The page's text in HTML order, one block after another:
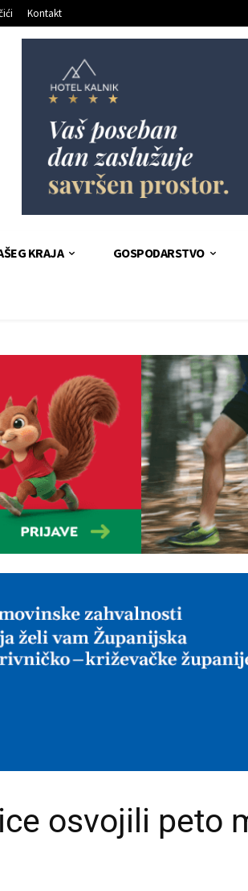
Kontakt
KRAJA GOSPODARSTVO
osvojili peto